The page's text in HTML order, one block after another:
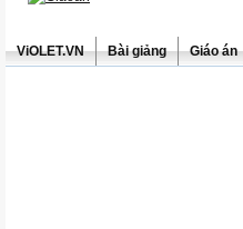
ViOLET.VN Bài giảng Giáo án